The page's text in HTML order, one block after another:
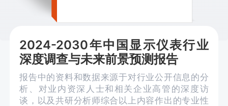
2024-2030年中国显示仪表行业
深度调查与未来前景预测报告
报告中的资料和数据来源于对行业公开信息的分
析、对业内资深人士和相关企业高管的深度访
谈，以及共研分析师综合以上内容作出的专业性